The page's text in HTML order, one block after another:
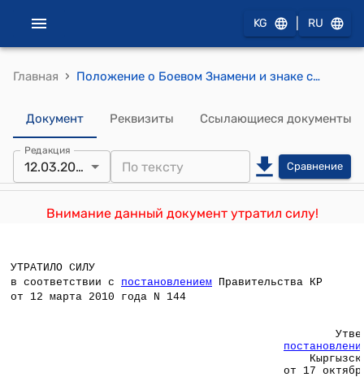
KG RU
Главная › Положение о Боевом Знамени и знаке символики Службы государственной охраны Кыргызской Республики (Утверждено постановлением Правительства Кыргызской Республики от 17 октября 2005 года № 479)
Документ Реквизиты Ссылающиеся документы
Редакция
12.03.2010 Сравнение
Внимание данный документ утратил силу!